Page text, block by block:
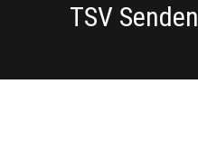
TSV Senden